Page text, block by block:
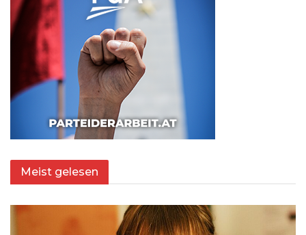
Meist gelesen